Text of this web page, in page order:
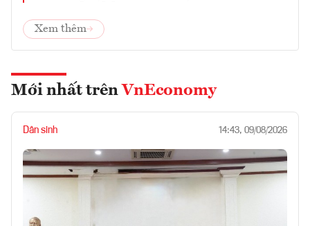
Xem thêm
Mới nhất trên VnEconomy
Dân sinh 14:43, 09/08/2026